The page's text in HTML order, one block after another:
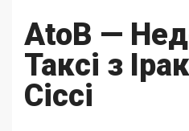
AtoB —
Таксі з
Сіссі